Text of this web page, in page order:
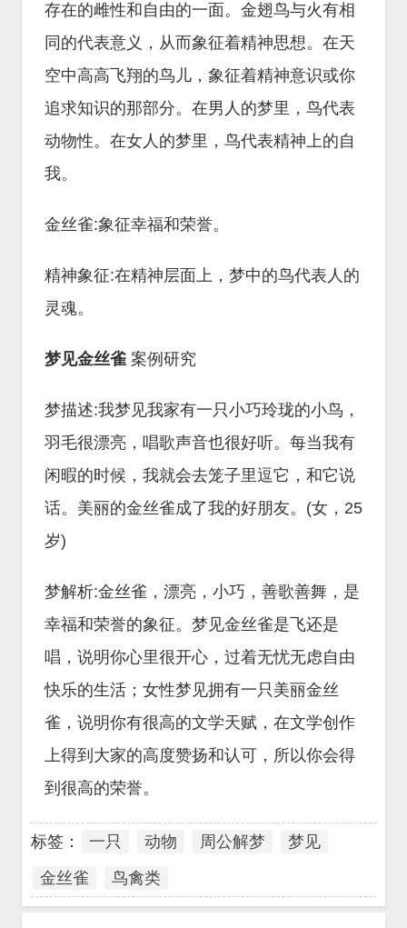
存在的雌性和自由的一面。金翅鸟与火有相
同的代表意义，从而象征着精神思想。在天
空中高高飞翔的鸟儿，象征着精神意识或你
追求知识的那部分。在男人的梦里，鸟代表
动物性。在女人的梦里，鸟代表精神上的自
我。
金丝雀:象征幸福和荣誉。
精神象征:在精神层面上，梦中的鸟代表人的
灵魂。
梦见金丝雀 案例研究
梦描述:我梦见我家有一只小巧玲珑的小鸟，
羽毛很漂亮，唱歌声音也很好听。每当我有
闲暇的时候，我就会去笼子里逗它，和它说
话。美丽的金丝雀成了我的好朋友。(女，25
岁)
梦解析:金丝雀，漂亮，小巧，善歌善舞，是
幸福和荣誉的象征。梦见金丝雀是飞还是
唱，说明你心里很开心，过着无忧无虑自由
快乐的生活；女性梦见拥有一只美丽金丝
雀，说明你有很高的文学天赋，在文学创作
上得到大家的高度赞扬和认可，所以你会得
到很高的荣誉。
标签： 一只 动物 周公解梦
梦见
金丝雀
鸟禽类